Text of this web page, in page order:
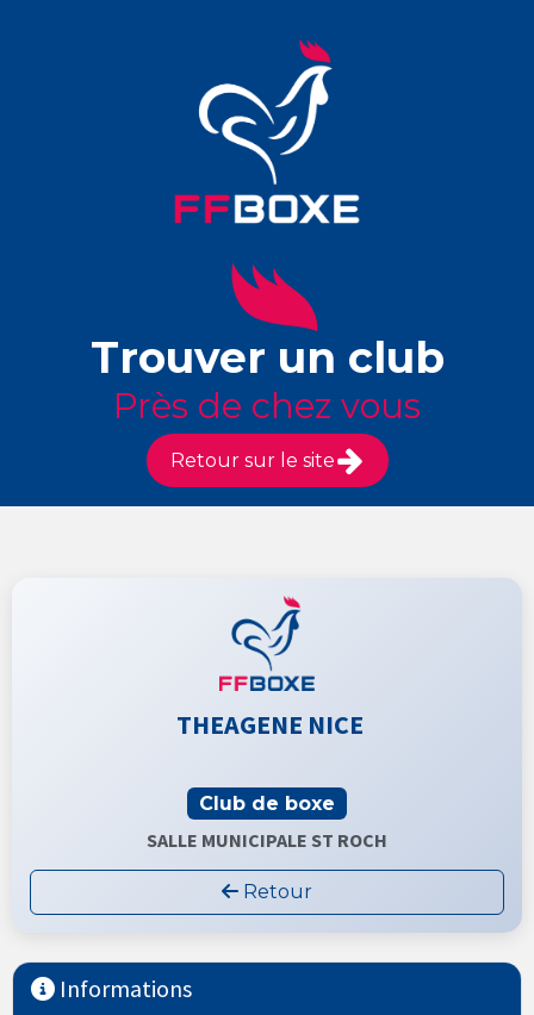
Trouver un club
Près de chez vous
Retour sur le site
THEAGENE NICE
Club de boxe
SALLE MUNICIPALE ST ROCH
Retour
Informations